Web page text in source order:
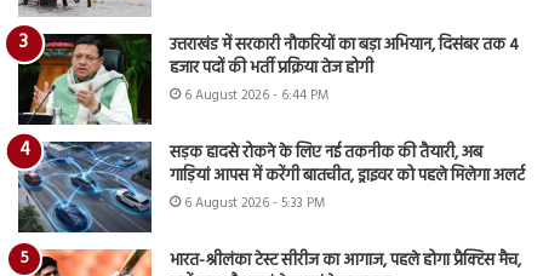
उत्तराखंड में सरकारी नौकरियों का बड़ा अभियान, दिसंबर तक 4
हजार पदों की भर्ती प्रक्रिया तेज होगी
6 August 2026 - 6:44 PM
सड़क हादसे रोकने के लिए नई तकनीक की तैयारी, अब
गाड़ियां आपस में करेंगी बातचीत, ड्राइवर को पहले मिलेगा अलर्ट
6 August 2026 - 5:33 PM
भारत-श्रीलंका टेस्ट सीरीज का आगाज, पहले होगा प्रैक्टिस मैच,